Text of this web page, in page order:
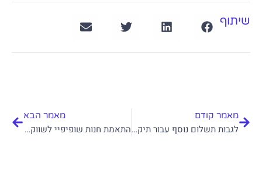
שיתוף
מאמר קודם
לגבות תשלום נוסף עבור תיקונים באתר שנבנה לא נכון? דילמות אתיות
מאמר הבא
התאמת חנות שופיפיי לשווקים בינלאומיים